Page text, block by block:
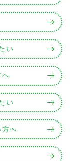
い
へ
い
へ